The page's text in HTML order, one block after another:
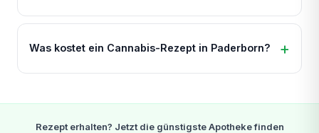
Was kostet ein Cannabis-Rezept in Paderborn?
Rezept erhalten? Jetzt die günstigste Apotheke finden